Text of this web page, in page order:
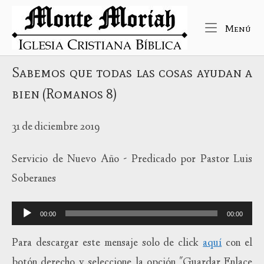
contenido
Inicio
Menú
Sabemos que todas las cosas ayudan a
bien (Romanos 8)
31 de diciembre 2019
Servicio de Nuevo Año - Predicado por Pastor Luis
Soberanes
Reproductor
de
audio
00:00 00:00
Para descargar este mensaje solo de clickaquícon el